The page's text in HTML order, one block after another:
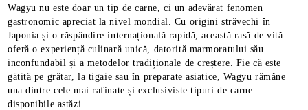
Wagyu nu este doar un tip de carne, ci un adevărat fenomen
gastronomic apreciat la nivel mondial. Cu origini străvechi în
Japonia și o răspândire internațională rapidă, această rasă de vită
oferă o experiență culinară unică, datorită marmoratului său
inconfundabil și a metodelor tradiționale de creștere. Fie că este
gătită pe grătar, la tigaie sau în preparate asiatice, Wagyu rămâne
una dintre cele mai rafinate și exclusiviste tipuri de carne
disponibile astăzi.